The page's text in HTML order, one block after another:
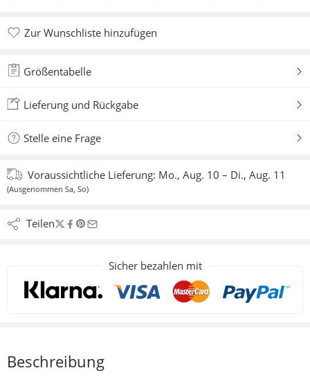
Zur Wunschliste hinzufügen
Größentabelle
Lieferung und Rückgabe
Stelle eine Frage
Voraussichtliche Lieferung: Mo., Aug. 10 – Di., Aug. 11
(Ausgenommen Sa, So)
Teilen
Sicher bezahlen mit
Beschreibung